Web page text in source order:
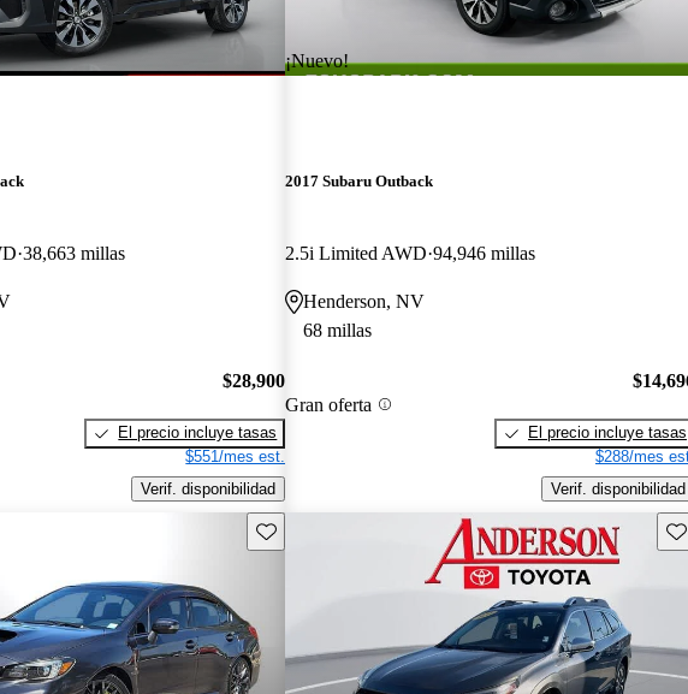
38,663 millas
$28,900
El precio incluye tasas
$551/mes est.
Verif. disponibilidad
¡Nuevo!
2017 Subaru Outback
2.5i Limited AWD 94,946 millas
Henderson, NV
68 millas
Gran oferta
El precio incluye tasas
$288/mes
Verif. disponibilidad
Guarda este Aviso